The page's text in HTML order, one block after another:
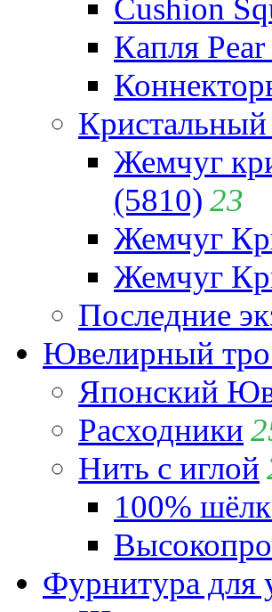
Cushion
Капля
Жемчуг
(5810) 23
Жемчуг
Жемчуг
Последние
Ювелирный
Японский
Расходники
Нить с иглой
100%
Фурнитура для